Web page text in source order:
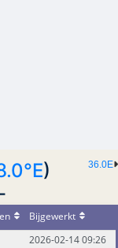
36.0E
)
Bijgewerkt
2026-02-14 09:26